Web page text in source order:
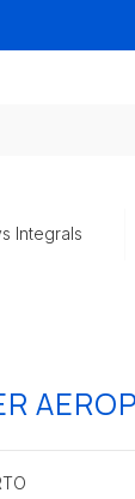
Integrals